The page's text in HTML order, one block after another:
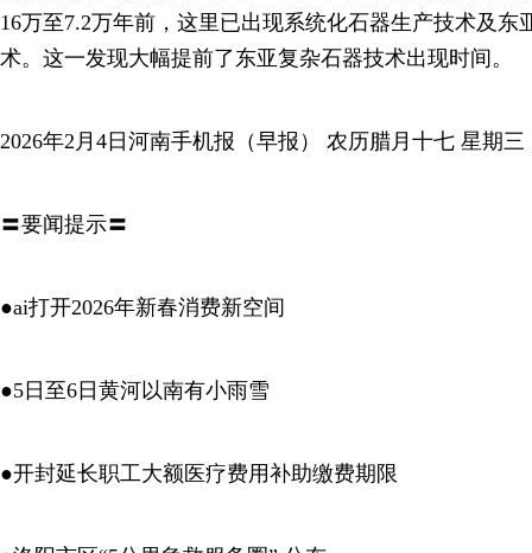
16万至7.2万年前，这里已出现系统化石器生产技术及东
术。这一发现大幅提前了东亚复杂石器技术出现时间。
2026年2月4日河南手机报（早报） 农历腊月十七 星期三
〓要闻提示〓
●ai打开2026年新春消费新空间
●5日至6日黄河以南有小雨雪
●开封延长职工大额医疗费用补助缴费期限